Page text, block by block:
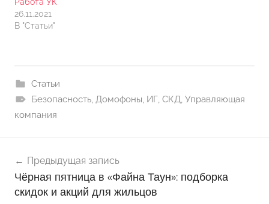
Работа УК
26.11.2021
В "Статьи"
Статьи
Безопасность, Домофоны, ИГ, СКД, Управляющая
компания
по
записям
Предыдущая запись
Чёрная пятница в «Файна Таун»: подборка
скидок и акций для жильцов